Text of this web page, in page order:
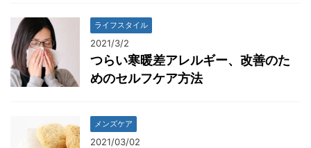
ライフスタイル
2021/3/2
つらい寒暖差アレルギー、改善のた
めのセルフケア方法
メンズケア
2021/03/02